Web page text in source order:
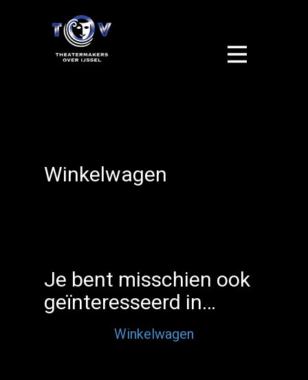
Winkelwagen
Je bent misschien ook
geïnteresseerd in…
Winkelwagen